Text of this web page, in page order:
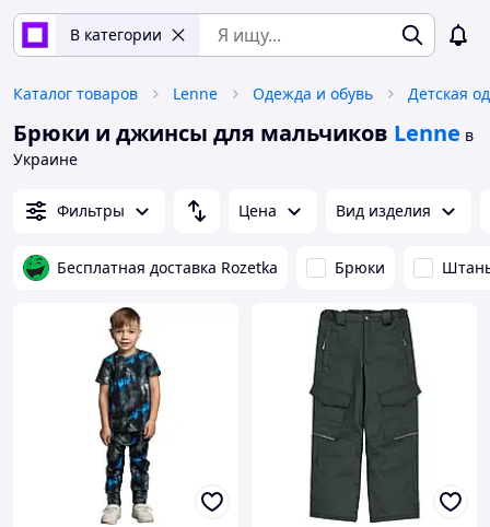
В категории
Каталог товаров Lenne Одежда и обувь Детская
Брюки и джинсы для мальчиков Lenne в
Украине
Фильтры Цена Вид изделия
Бесплатная доставка Rozetka Брюки